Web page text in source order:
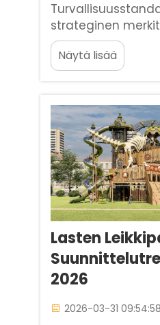
strateginen
leikkipaikkojen
ajatella, että
valinta on
asiassa
kehitystä ja
Näytä lisää
Lasten
2026
2026-03-31 09:54:58